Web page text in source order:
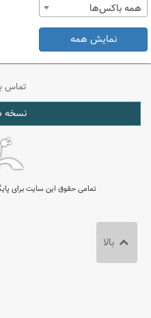
همه باکس‌ها
نمایش همه
تماس
نسخه
تمامی حقوق این سایت برای
بالا